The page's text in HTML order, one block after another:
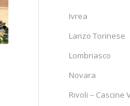
Ivrea
Lanzo Torinese
Lombriasco
Novara
Rivoli – Cascine